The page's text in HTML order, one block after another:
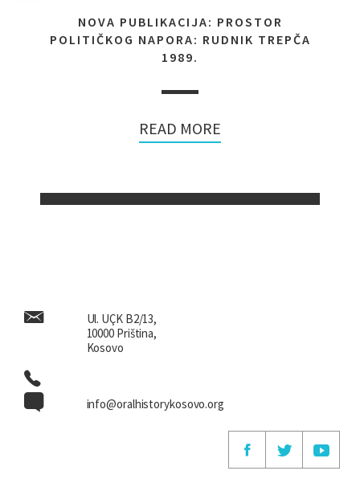
NOVA PUBLIKACIJA: PROSTOR
POLITIČKOG NAPORA: RUDNIK TREPČA
1989.
READ MORE
Ul. UÇK B2/13,
10000 Priština,
Kosovo
info@oralhistorykosovo.org